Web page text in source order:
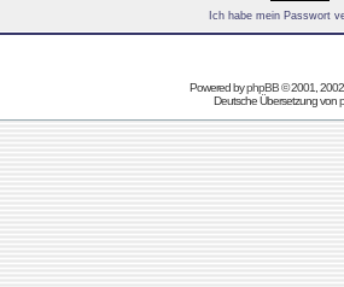
Ich habe mein Passwort
Powered byphpBB© 2001,
Deutsche Übersetzung von